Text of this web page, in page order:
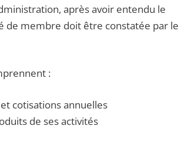
après avoir entendu le
de membre doit être constatée par le
:
cotisations annuelles
de ses activités